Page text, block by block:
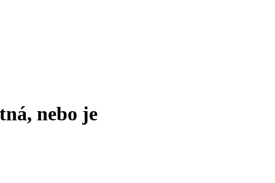
nebo je